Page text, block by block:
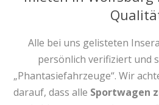
Alle bei uns gelisteten
persönlich verifiziert und
„Phantasiefahrzeuge“. Wir
darauf, dass alle Sportwagen